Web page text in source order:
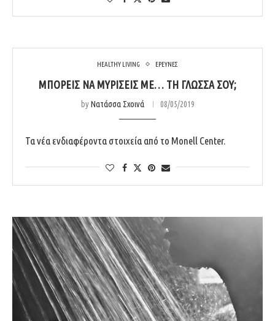
HEALTHY LIVING ΕΡΕΥΝΕΣ
ΜΠΟΡΕΊΣ ΝΑ ΜΥΡΊΣΕΙΣ ΜΕ… ΤΗ ΓΛΏΣΣΑ ΣΟΥ;
byΝατάσσα Σχοινά 08/05/2019
Τα νέα ενδιαφέροντα στοιχεία από το Monell Center.